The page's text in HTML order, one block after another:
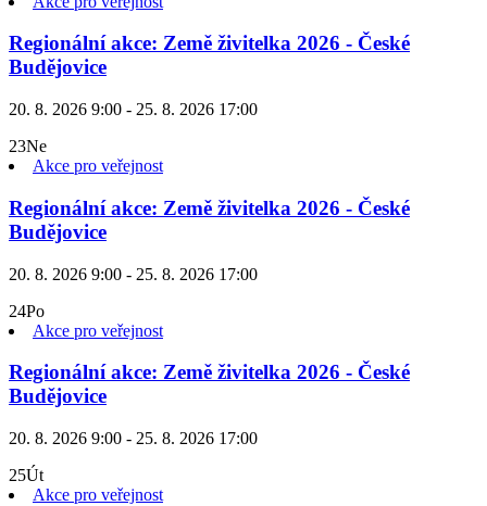
Regionální akce: Země živitelka 2026 - České
Budějovice
20. 8. 2026 9:00 - 25. 8. 2026 17:00
23Ne
Akce pro veřejnost
Regionální akce: Země živitelka 2026 - České
Budějovice
20. 8. 2026 9:00 - 25. 8. 2026 17:00
24Po
Akce pro veřejnost
Regionální akce: Země živitelka 2026 - České
Budějovice
20. 8. 2026 9:00 - 25. 8. 2026 17:00
25Út
Akce pro veřejnost